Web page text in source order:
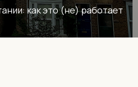
как это (не) работает